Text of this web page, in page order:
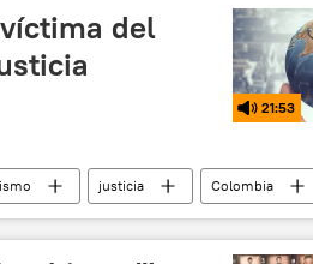
del
21:53
justicia
Colombia
ataque